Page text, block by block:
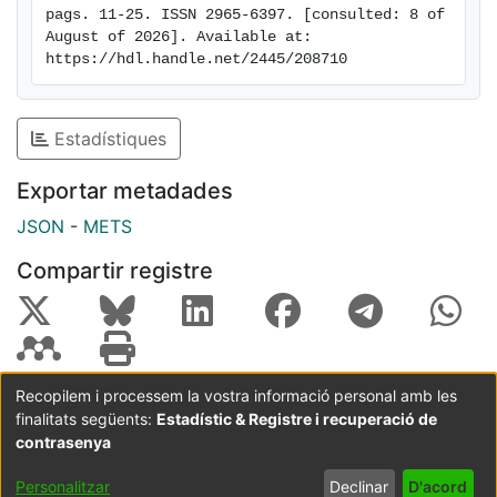
pags. 11-25. ISSN 2965-6397. [consulted: 8 of
August of 2026]. Available at:
https://hdl.handle.net/2445/208710
Estadístiques
Exportar metadades
JSON - METS
Compartir registre
Coordinació:CRAI UB Avís legal
Metadades
subjectes a:
Configuració
de cookies
privadesa
Recopilem i processem la vostra informació personal amb les
finalitats següents: Estadístic & Registre i recuperació de
contrasenya
Personalitzar Declinar D'acord